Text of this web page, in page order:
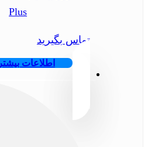
Plus
تماس بگیرید
اطلاعات بیشتر